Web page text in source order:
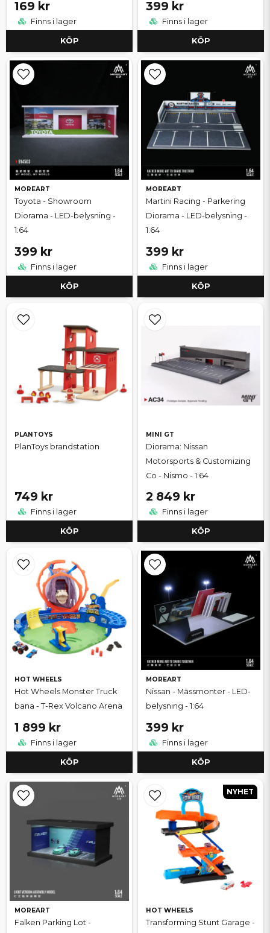
169 kr
Finns i lager
KÖP
399 kr
Finns i lager
KÖP
MOREART
Toyota - Showroom
Diorama - LED-belysning -
1:64
399 kr
Finns i lager
KÖP
MOREART
Martini Racing - Parkering
Diorama - LED-belysning -
1:64
399 kr
Finns i lager
KÖP
PLANTOYS
PlanToys brandstation
749 kr
Finns i lager
KÖP
MINI GT
Diorama: Nissan
Motorsports & Customizing
Co - Nismo - 1:64
2 849 kr
Finns i lager
KÖP
HOT WHEELS
Hot Wheels Monster Truck
bana - T-Rex Volcano Arena
1 899 kr
Finns i lager
KÖP
MOREART
Nissan - Mässmonter - LED-
belysning - 1:64
399 kr
Finns i lager
KÖP
MOREART
Falken Parking Lot -
HOT WHEELS
Transforming Stunt Garage -
NYHET